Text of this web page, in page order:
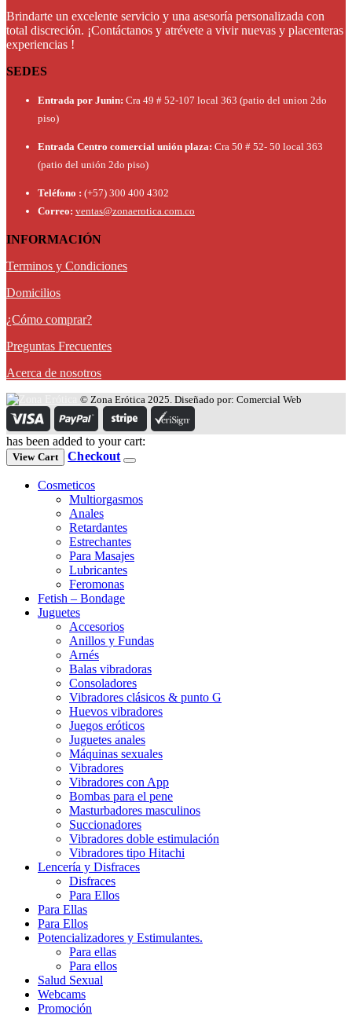
Brindarte un excelente servicio y una asesoría personalizada con
total discreción. ¡Contáctanos y atrévete a vivir nuevas y placenteras
experiencias !
SEDES
Entrada por Junin: Cra 49 # 52-107 local 363 (patio del union 2do
piso)
Entrada Centro comercial unión plaza: Cra 50 # 52- 50 local 363
(patio del unión 2do piso)
Teléfono : (+57) 300 400 4302
Correo: ventas@zonaerotica.com.co
INFORMACIÓN
Terminos y Condiciones
Domicilios
¿Cómo comprar?
Preguntas Frecuentes
Acerca de nosotros
© Zona Erótica 2025. Diseñado por: Comercial Web
has been added to your cart:
View Cart Checkout
Cosmeticos
Multiorgasmos
Anales
Retardantes
Estrechantes
Para Masajes
Lubricantes
Feromonas
Fetish – Bondage
Juguetes
Accesorios
Anillos y Fundas
Arnés
Balas vibradoras
Consoladores
Vibradores clásicos & punto G
Huevos vibradores
Juegos eróticos
Juguetes anales
Máquinas sexuales
Vibradores
Vibradores con App
Bombas para el pene
Masturbadores masculinos
Succionadores
Vibradores doble estimulación
Vibradores tipo Hitachi
Lencería y Disfraces
Disfraces
Para Ellos
Para Ellas
Para Ellos
Potencializadores y Estimulantes.
Para ellas
Para ellos
Salud Sexual
Webcams
Promoción